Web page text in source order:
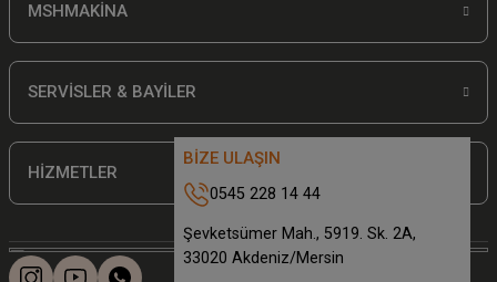
Ürün açıklamasında eksik bilgiler bulunuyor.
Ürün fiyatı diğer sitelerden daha pahalı.
Gönder
MSHMAKİNA
SERVİSLER & BAYİLER
HİZMETLER
BİZE ULAŞIN
0545 228 14 44
Şevketsümer Mah., 5919. Sk. 2A,
33020 Akdeniz/Mersin